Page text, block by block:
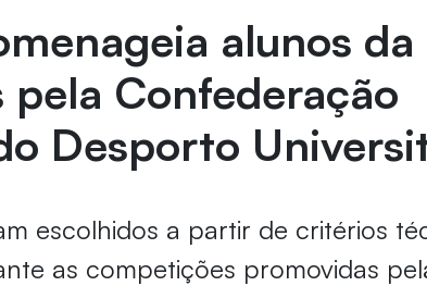
alunos
pela Confederação
Desporto
escolhidos a partir de critérios
as competições promovidas